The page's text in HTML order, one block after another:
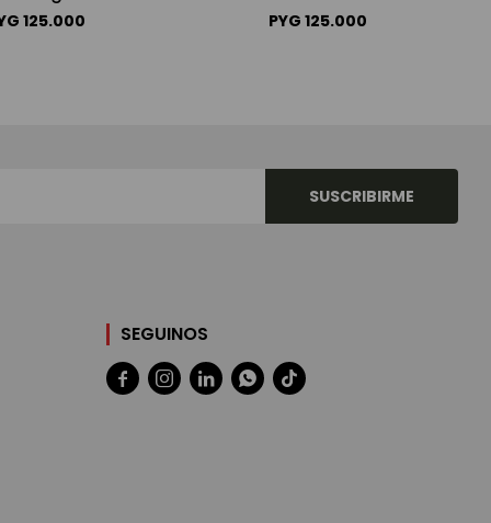
125.000 PYG 125.000
SUSCRIBIRME
SEGUINOS
    